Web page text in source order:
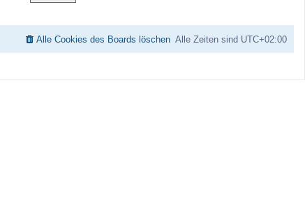
e
i
g
Alle Zeiten sind UTC+02:00
Alle Cookies des Boards löschen